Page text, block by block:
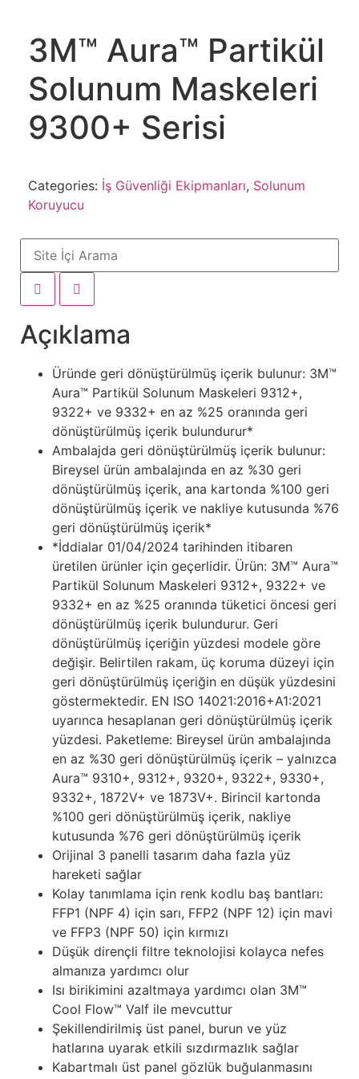
3M™ Aura™ Partikül
Solunum Maskeleri
9300+ Serisi
Categories: İş Güvenliği Ekipmanları, Solunum
Koruyucu
Açıklama
Üründe geri dönüştürülmüş içerik bulunur: 3M™
Aura™ Partikül Solunum Maskeleri 9312+,
9322+ ve 9332+ en az %25 oranında geri
dönüştürülmüş içerik bulundurur*
Ambalajda geri dönüştürülmüş içerik bulunur:
Bireysel ürün ambalajında en az %30 geri
dönüştürülmüş içerik, ana kartonda %100 geri
dönüştürülmüş içerik ve nakliye kutusunda %76
geri dönüştürülmüş içerik*
*İddialar 01/04/2024 tarihinden itibaren
üretilen ürünler için geçerlidir. Ürün: 3M™ Aura™
Partikül Solunum Maskeleri 9312+, 9322+ ve
9332+ en az %25 oranında tüketici öncesi geri
dönüştürülmüş içerik bulundurur. Geri
dönüştürülmüş içeriğin yüzdesi modele göre
değişir. Belirtilen rakam, üç koruma düzeyi için
geri dönüştürülmüş içeriğin en düşük yüzdesini
göstermektedir. EN ISO 14021:2016+A1:2021
uyarınca hesaplanan geri dönüştürülmüş içerik
yüzdesi. Paketleme: Bireysel ürün ambalajında
en az %30 geri dönüştürülmüş içerik – yalnızca
Aura™ 9310+, 9312+, 9320+, 9322+, 9330+,
9332+, 1872V+ ve 1873V+. Birincil kartonda
%100 geri dönüştürülmüş içerik, nakliye
kutusunda %76 geri dönüştürülmüş içerik
Orijinal 3 panelli tasarım daha fazla yüz
hareketi sağlar
Kolay tanımlama için renk kodlu baş bantları:
FFP1 (NPF 4) için sarı, FFP2 (NPF 12) için mavi
ve FFP3 (NPF 50) için kırmızı
Düşük dirençli filtre teknolojisi kolayca nefes
almanıza yardımcı olur
Isı birikimini azaltmaya yardımcı olan 3M™
Cool Flow™ Valf ile mevcuttur
Şekillendirilmiş üst panel, burun ve yüz
hatlarına uyarak etkili sızdırmazlık sağlar
Kabartmalı üst panel gözlük buğulanmasını